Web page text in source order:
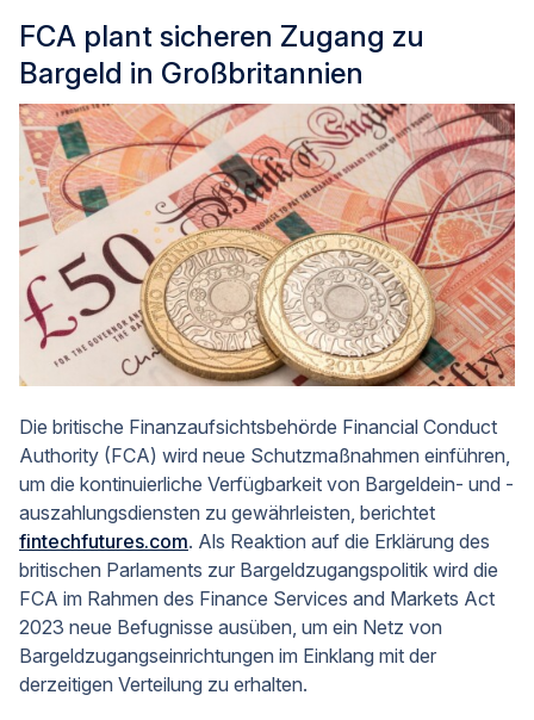
FCA plant sicheren Zugang zu
Bargeld in Großbritannien
Die britische Finanzaufsichtsbehörde Financial Conduct
Authority (FCA) wird neue Schutzmaßnahmen einführen,
um die kontinuierliche Verfügbarkeit von Bargeldein- und -
auszahlungsdiensten zu gewährleisten, berichtet
fintechfutures.com. Als Reaktion auf die Erklärung des
britischen Parlaments zur Bargeldzugangspolitik wird die
FCA im Rahmen des Finance Services and Markets Act
2023 neue Befugnisse ausüben, um ein Netz von
Bargeldzugangseinrichtungen im Einklang mit der
derzeitigen Verteilung zu erhalten.